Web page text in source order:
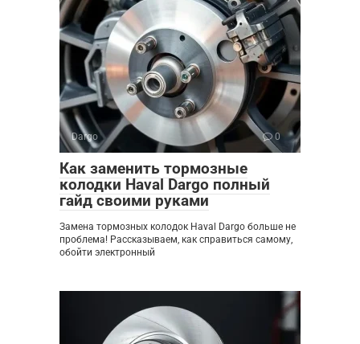
Dargo 0
Как заменить тормозные
колодки Haval Dargo полный
гайд своими руками
Замена тормозных колодок Haval Dargo больше не
проблема! Рассказываем, как справиться самому,
обойти электронный